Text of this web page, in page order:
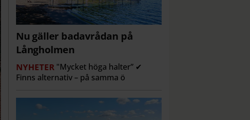
Nu gäller badavrådan på
Långholmen
NYHETER "Mycket höga halter” ✔
Finns alternativ – på samma ö